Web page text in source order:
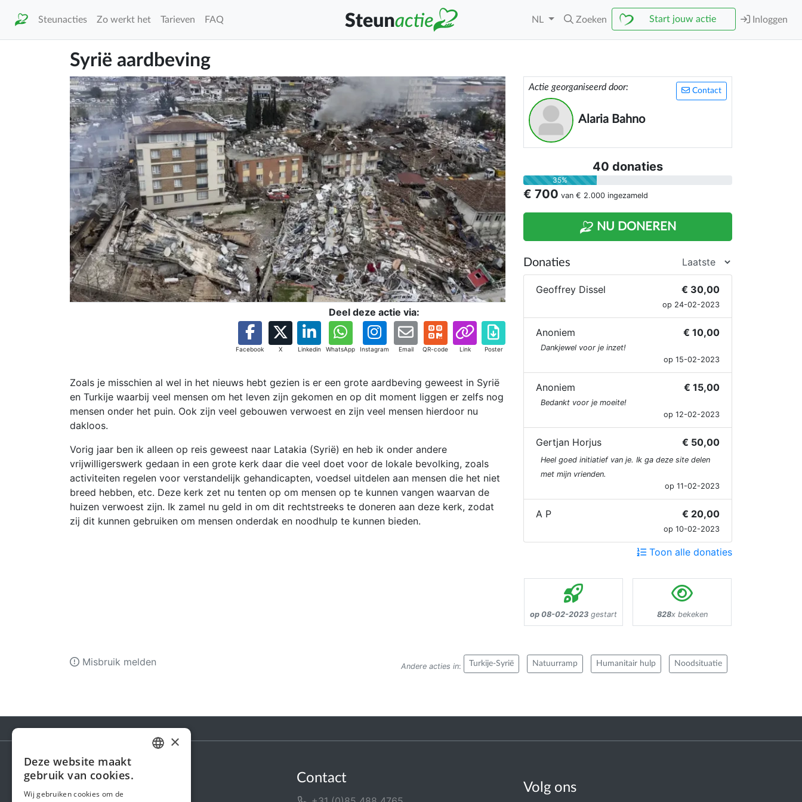
Steunacties Zo werkt het Tarieven FAQ NL Zoeken Start jouw actie Inloggen
Syrië aardbeving
Deel deze actie via:
Facebook X Linkedin WhatsApp Instagram Email QR-code Link Poster
Zoals je misschien al wel in het nieuws hebt gezien is er een grote aardbeving geweest in Syrië
en Turkije waarbij veel mensen om het leven zijn gekomen en op dit moment liggen er zelfs nog
mensen onder het puin. Ook zijn veel gebouwen verwoest en zijn veel mensen hierdoor nu
dakloos.
Vorig jaar ben ik alleen op reis geweest naar Latakia (Syrië) en heb ik onder andere
vrijwilligerswerk gedaan in een grote kerk daar die veel doet voor de lokale bevolking, zoals
activiteiten regelen voor verstandelijk gehandicapten, voedsel uitdelen aan mensen die het niet
breed hebben, etc. Deze kerk zet nu tenten op om mensen op te kunnen vangen waarvan de
huizen verwoest zijn. Ik zamel nu geld in om dit rechtstreeks te doneren aan deze kerk, zodat
zij dit kunnen gebruiken om mensen onderdak en noodhulp te kunnen bieden.
Contact
Actie georganiseerd door:
Alaria Bahno
40 donaties
35%
€ 700 van € 2.000 ingezameld
NU DONEREN
Donaties
Geoffrey Dissel € 30,00
op 24-02-2023
Anoniem € 10,00
Dankjewel voor je inzet!
op 15-02-2023
Anoniem € 15,00
Bedankt voor je moeite!
op 12-02-2023
Gertjan Horjus € 50,00
Heel goed initiatief van je. Ik ga deze site delen
met mijn vrienden.
op 11-02-2023
A P € 20,00
op 10-02-2023
Toon alle donaties
op 08-02-2023 gestart 828x bekeken
Andere acties in: Turkije-Syrië Natuurramp Humanitair hulp Noodsituatie
Misbruik melden
Steunactie Contact
Volg ons
×
Deze website maakt
gebruik van cookies.
Wij gebruiken cookies om de